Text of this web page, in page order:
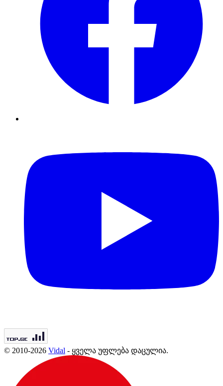
© 2010-2026 Vidal - ყველა უფლება დაცულია.